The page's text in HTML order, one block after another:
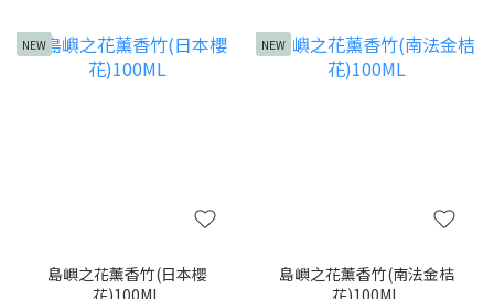
NEW
島嶼之花薰香竹(日本櫻
NEW
島嶼之花薰香竹(南法金桔